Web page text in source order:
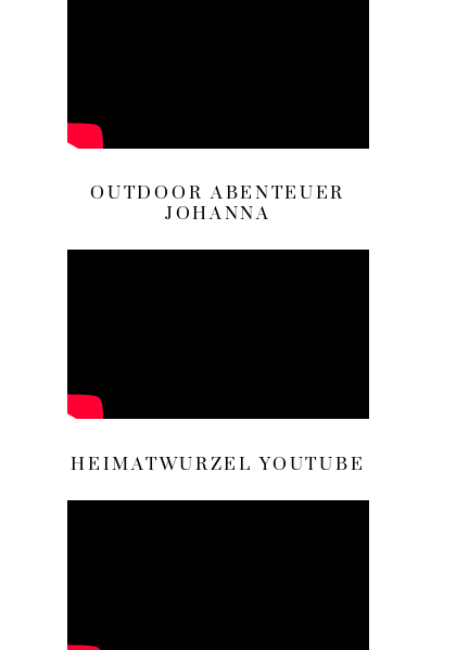
OUTDOOR ABENTEUER
JOHANNA
HEIMATWURZEL YOUTUBE